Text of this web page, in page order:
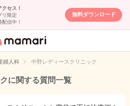
セス！
リ限定
信中！
無料ダウンロード
専用匿名QA
婦人科 中野レディースクリニック
に関する質問一覧